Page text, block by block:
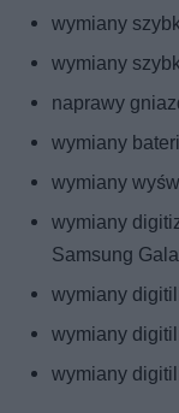
wymiany
wymiany
naprawy
wymiany
wymiany
wymiany
Samsung
wymiany
wymiany
wymiany